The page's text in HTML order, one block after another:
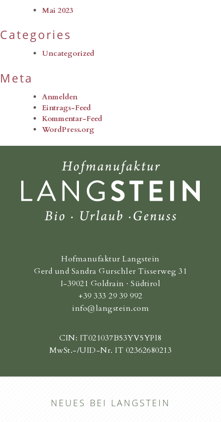
Mai 2023
Categories
Uncategorized
Meta
Anmelden
Eintrags-Feed
Kommentar-Feed
WordPress.org
Hofmanufaktur Langstein
Gerd und Sandra Gurschler Tisserweg 31
I-39021 Goldrain · Südtirol
+39 333 29 39 992
info@langstein.com
CIN: IT021037B53YV5YPI8
MwSt.-/UID-Nr. IT 02362680213
NEUES BEI LANGSTEIN